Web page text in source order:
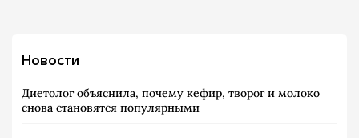
Новости
Диетолог объяснила, почему кефир, творог и молоко
снова становятся популярными